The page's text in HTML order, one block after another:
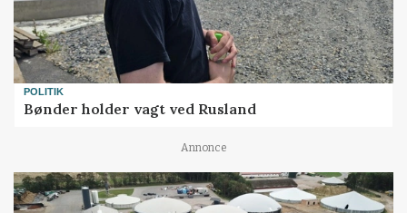
POLITIK
Bønder holder vagt ved Rusland
Annonce